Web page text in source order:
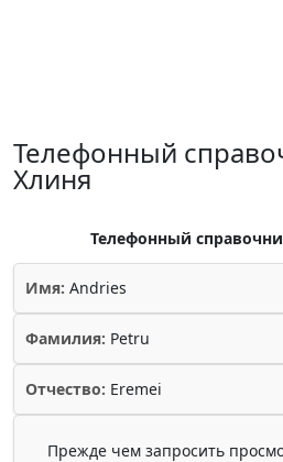
Телефонный
Хлиня
Телефонный
Имя: Andries
Фамилия: Petru
Отчество: Eremei
Прежде чем запросить